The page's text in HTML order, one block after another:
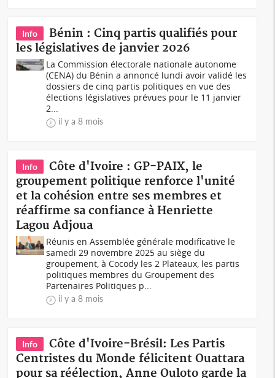
Info
Bénin : Cinq partis qualifiés pour
les législatives de janvier 2026
La Commission électorale nationale autonome
(CENA) du Bénin a annoncé lundi avoir validé les
dossiers de cinq partis politiques en vue des
élections législatives prévues pour le 11 janvier
2...
il y a 8 mois
Info
Côte d'Ivoire : GP-PAIX, le
groupement politique renforce l'unité
et la cohésion entre ses membres et
réaffirme sa confiance à Henriette
Lagou Adjoua
Réunis en Assemblée générale modificative le
samedi 29 novembre 2025 au siège du
groupement, à Cocody les 2 Plateaux, les partis
politiques membres du Groupement des
Partenaires Politiques p...
il y a 8 mois
Info
Côte d'Ivoire-Brésil: Les Partis
Centristes du Monde félicitent Ouattara
pour sa réélection, Anne Ouloto garde la